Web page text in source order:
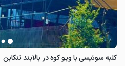
کلبه سوئیسی با ویو کوه در بالابند تنکابن